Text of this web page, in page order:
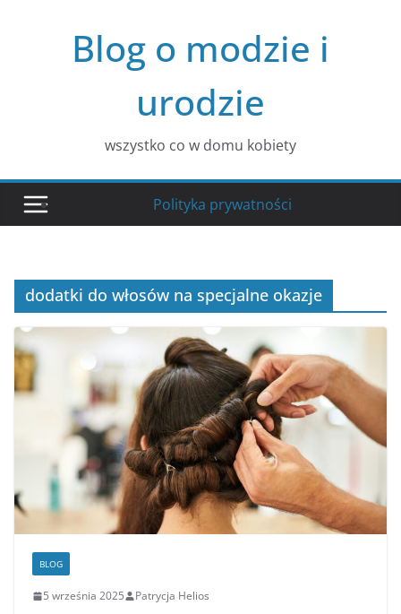
Blog o modzie i
urodzie
wszystko co w domu kobiety
Polityka prywatności
dodatki do włosów na specjalne okazje
BLOG
5 września 2025 Patrycja Helios